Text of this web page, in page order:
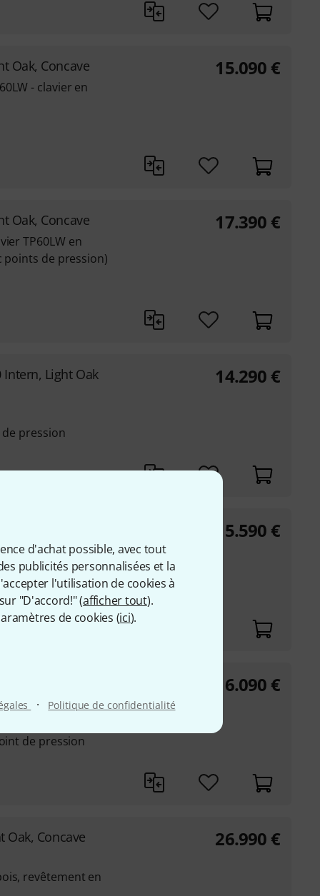
d'achat possible, avec tout
publicités personnalisées et la
l'utilisation de cookies à
"D'accord!" (afficher tout).
de cookies (ici).
· Politique de confidentialité
Oak, Concave
- clavier en
15.090 €
Oak, Concave
TP60LW en
points de pression)
17.390 €
Intern, Light Oak
de pression
14.290 €
de pression
15.590 €
de pression
16.090 €
Oak, Concave
revêtement en
26.990 €